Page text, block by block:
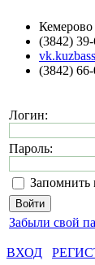
Кемерово
(3842) 39-
(3842)
Логин:
Пароль:
Запомнить
Забыли свой
ВХОД